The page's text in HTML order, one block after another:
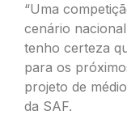
“Uma
cenário
tenho certeza
para os
projeto de
da SAF.